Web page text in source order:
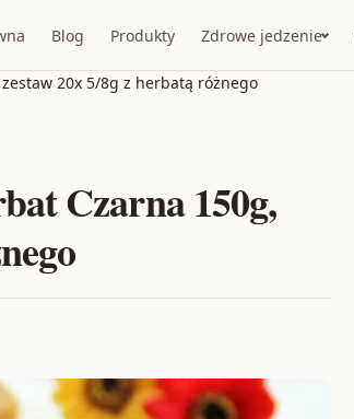
Blog Produkty Zdrowe jedzenie
zestaw 20x 5/8g z herbatą różnego
Czarna 150g,